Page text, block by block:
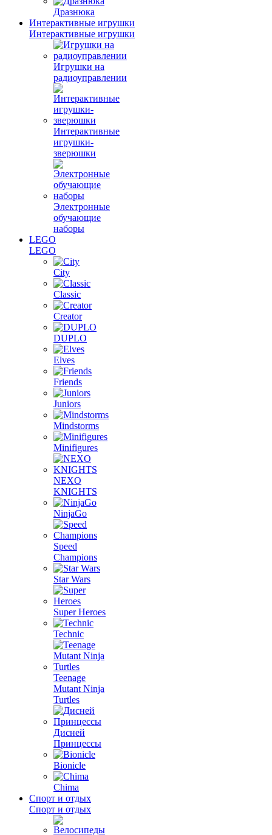
Дразнюка
Интерактивные игрушки
Интерактивные игрушки
Игрушки на
радиоуправлении
Интерактивные
игрушки-
зверюшки
Электронные
обучающие
наборы
LEGO
LEGO
City
Classic
Creator
DUPLO
Elves
Friends
Juniors
Mindstorms
Minifigures
NEXO
KNIGHTS
NinjaGo
Speed
Champions
Star Wars
Super Heroes
Technic
Teenage
Mutant Ninja
Turtles
Дисней
Принцессы
Bionicle
Chima
Спорт и отдых
Спорт и отдых